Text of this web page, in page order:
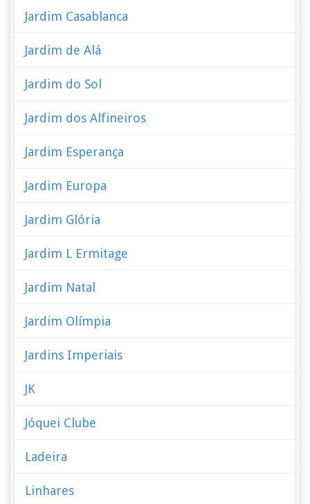
Jardim Casablanca
Jardim de Alá
Jardim do Sol
Jardim dos Alfineiros
Jardim Esperança
Jardim Europa
Jardim Glória
Jardim L Ermitage
Jardim Natal
Jardim Olímpia
Jardins Imperiais
JK
Jóquei Clube
Ladeira
Linhares